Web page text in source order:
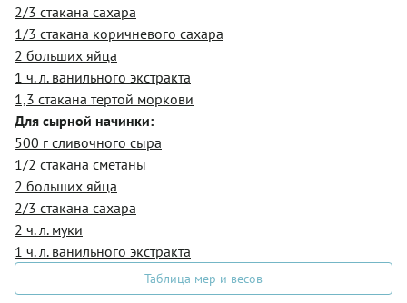
2/3 стакана сахара
1/3 стакана коричневого сахара
2 больших яйца
1 ч. л. ванильного экстракта
1,3 стакана тертой моркови
Для сырной начинки:
500 г сливочного сыра
1/2 стакана сметаны
2 больших яйца
2/3 стакана сахара
2 ч. л. муки
1 ч. л. ванильного экстракта
Таблица мер и весов